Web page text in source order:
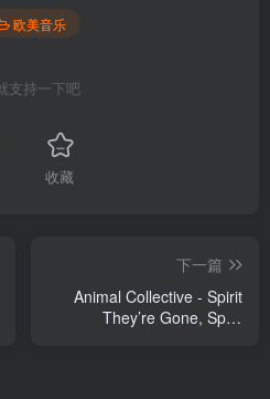
欧美音乐
支持一下吧
收藏
下一篇
Animal Collective - Spirit
They’re Gone, Spirit